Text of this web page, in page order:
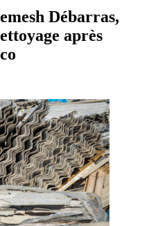
Débarras,
après